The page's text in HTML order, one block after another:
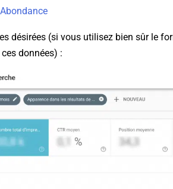
Abondance
désirées (si vous utilisez bien sûr le
données) :